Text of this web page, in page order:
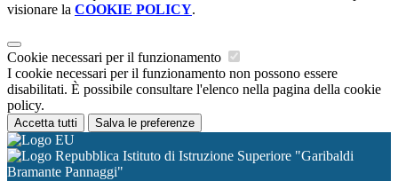
visionare la COOKIE POLICY.
Cookie necessari per il funzionamento
I cookie necessari per il funzionamento non possono essere
disabilitati. È possibile consultare l'elenco nella pagina della cookie
policy.
Accetta tutti Salva le preferenze
Istituto di Istruzione Superiore "Garibaldi
Bramante Pannaggi"